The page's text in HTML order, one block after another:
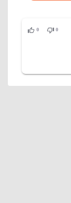
0
0